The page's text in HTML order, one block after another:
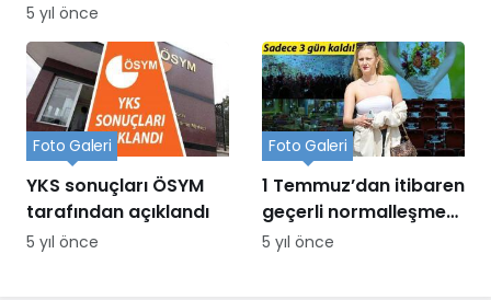
5 yıl önce
YKS sonuçları ÖSYM
tarafından açıklandı
Foto Galeri
5 yıl önce
1 Temmuz’dan itibaren
geçerli normalleşme
adımları
Foto Galeri
5 yıl önce